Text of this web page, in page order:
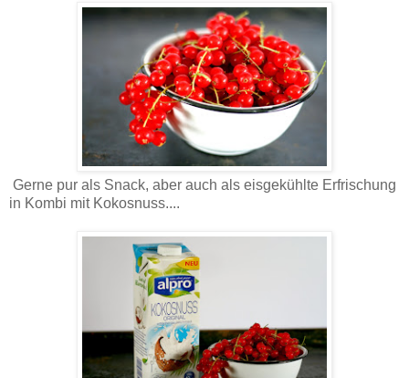
Gerne pur als Snack, aber auch als eisgekühlte Erfrischung
in Kombi mit Kokosnuss....